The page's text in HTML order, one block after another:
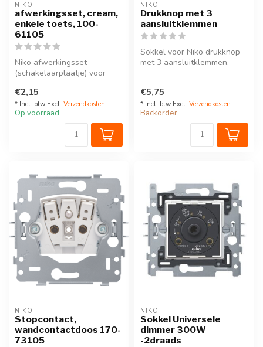
NIKO
afwerkingsset, cream,
enkele toets, 100-
61105
Niko afwerkingsset
(schakelaarplaatje) voor
drukknop,...
€2,15
* Incl. btw Excl. Verzendkosten
Op voorraad
NIKO
Drukknop met 3
aansluitklemmen
Sokkel voor Niko drukknop
met 3 aansluitklemmen,
€5,75
* Incl. btw Excl. Verzendkosten
Backorder
NIKO
Stopcontact,
wandcontactdoos 170-
73105
NIKO
Sokkel Universele
dimmer 300W
-2draads